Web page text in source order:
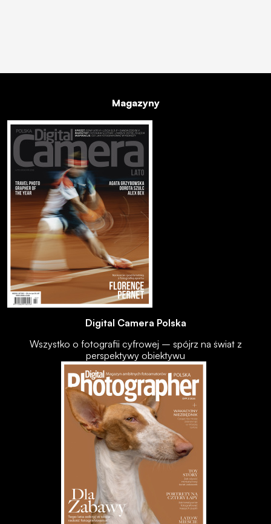
Magazyny
Digital Camera Polska
Wszystko o fotografii cyfrowej – spójrz na świat z
perspektywy obiektywu